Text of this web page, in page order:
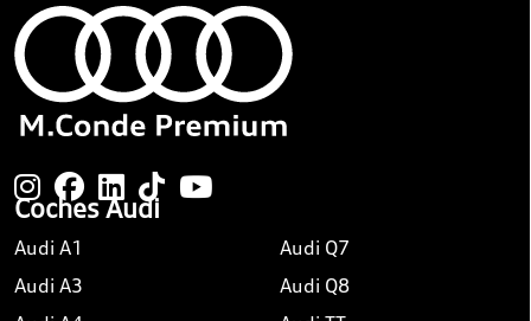
Coches Audi
Audi A1
Audi A3
Audi Q7
Audi Q8